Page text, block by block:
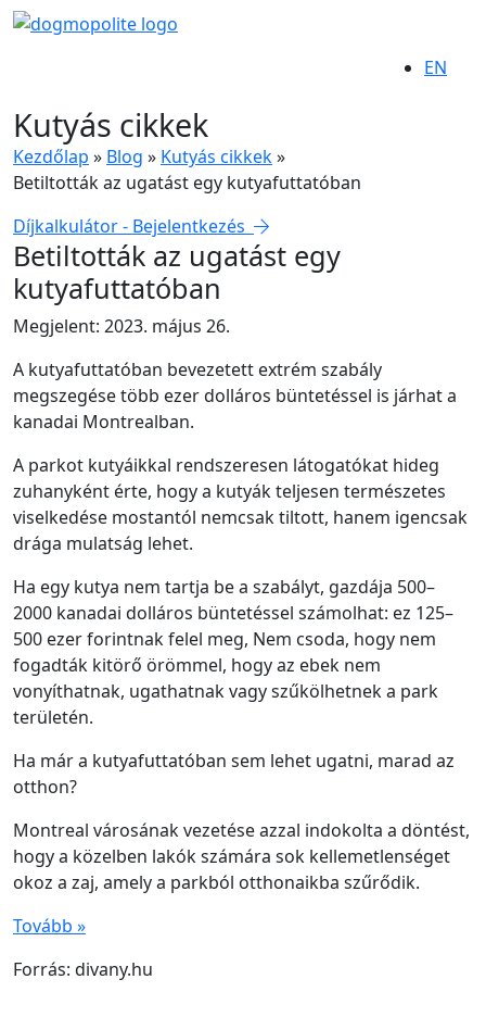
EN
Kutyás cikkek
Kezdőlap » Blog » Kutyás cikkek»
Betiltották az ugatást egy kutyafuttatóban
Díjkalkulátor - Bejelentkezés
Betiltották az ugatást egy
kutyafuttatóban
Megjelent: 2023. május 26.
A kutyafuttatóban bevezetett extrém szabály
megszegése több ezer dolláros büntetéssel is járhat a
kanadai Montrealban.
A parkot kutyáikkal rendszeresen látogatókat hideg
zuhanyként érte, hogy a kutyák teljesen természetes
viselkedése mostantól nemcsak tiltott, hanem igencsak
drága mulatság lehet.
Ha egy kutya nem tartja be a szabályt, gazdája 500–
2000 kanadai dolláros büntetéssel számolhat: ez 125–
500 ezer forintnak felel meg, Nem csoda, hogy nem
fogadták kitörő örömmel, hogy az ebek nem
vonyíthatnak, ugathatnak vagy szűkölhetnek a park
területén.
Ha már a kutyafuttatóban sem lehet ugatni, marad az
otthon?
Montreal városának vezetése azzal indokolta a döntést,
hogy a közelben lakók számára sok kellemetlenséget
okoz a zaj, amely a parkból otthonaikba szűrődik.
Tovább »
Forrás: divany.hu